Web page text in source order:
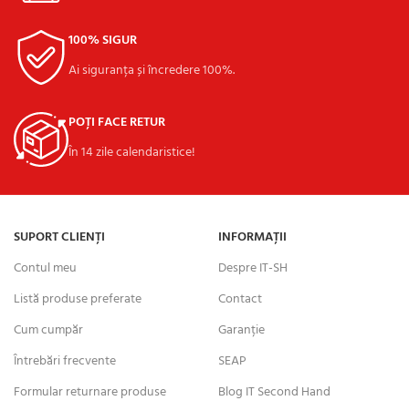
100% SIGUR
Ai siguranța și încredere 100%.
POȚI FACE RETUR
În 14 zile calendaristice!
SUPORT CLIENȚI
Contul meu
Listă produse preferate
Cum cumpăr
Întrebări frecvente
Formular returnare produse
INFORMAȚII
Despre IT-SH
Contact
Garanție
SEAP
Blog IT Second Hand